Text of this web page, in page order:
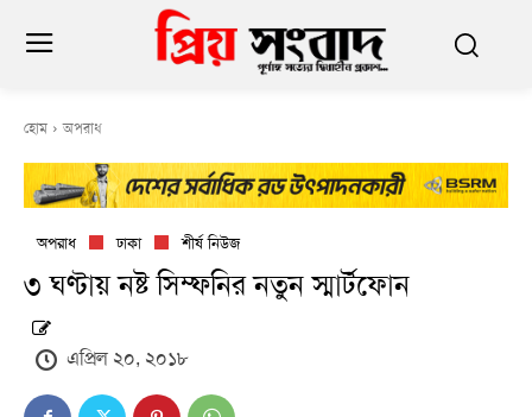
হোম অপরাধ
অপরাধ ঢাকা শীর্ষ নিউজ
৩ ঘণ্টায় নষ্ট সিম্ফনির নতুন স্মার্টফোন
এপ্রিল ২০, ২০১৮